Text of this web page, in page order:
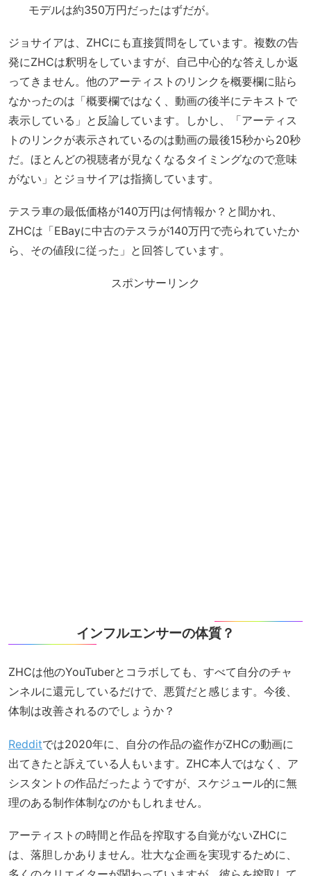
モデルは約350万円だったはずだが。
ジョサイアは、ZHCにも直接質問をしています。複数の告
発にZHCは釈明をしていますが、自己中心的な答えしか返
ってきません。他のアーティストのリンクを概要欄に貼ら
なかったのは「概要欄ではなく、動画の後半にテキストで
表示している」と反論しています。しかし、「アーティス
トのリンクが表示されているのは動画の最後15秒から20秒
だ。ほとんどの視聴者が見なくなるタイミングなので意味
がない」とジョサイアは指摘しています。
テスラ車の最低価格が140万円は何情報か？と聞かれ、
ZHCは「EBayに中古のテスラが140万円で売られていたか
ら、その値段に従った」と回答しています。
スポンサーリンク
インフルエンサーの体質？
ZHCは他のYouTuberとコラボしても、すべて自分のチャ
ンネルに還元しているだけで、悪質だと感じます。今後、
体制は改善されるのでしょうか？
Redditでは2020年に、自分の作品の盗作がZHCの動画に
出てきたと訴えている人もいます。ZHC本人ではなく、ア
シスタントの作品だったようですが、スケジュール的に無
理のある制作体制なのかもしれません。
アーティストの時間と作品を搾取する自覚がないZHCに
は、落胆しかありません。壮大な企画を実現するために、